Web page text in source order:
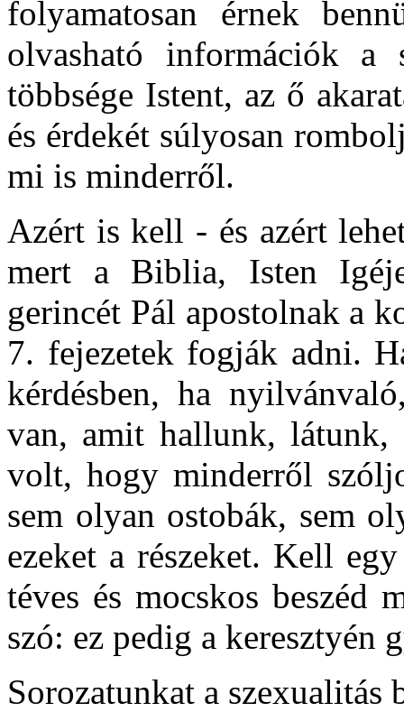
folyamatosan érnek
olvasható információk a
többsége Istent, az ő
és érdekét súlyosan
mi is minderről.
Azért is kell - és azért
mert a Biblia, Isten
gerincét Pál apostolnak a
7. fejezetek fogják adni.
kérdésben, ha
van, amit hallunk, látunk,
volt, hogy minderről
sem olyan ostobák, sem
ezeket a részeket. Kell
téves és mocskos beszéd
szó: ez pedig a keresztyén
Sorozatunkat a